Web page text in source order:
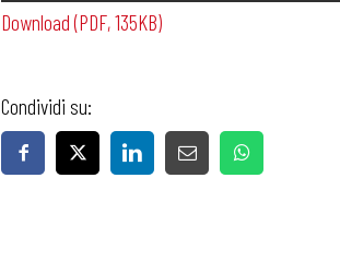
Download (PDF, 135KB)
Condividi su: